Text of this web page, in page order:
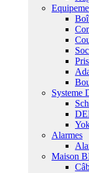
Systeme
Alarmes
Maison